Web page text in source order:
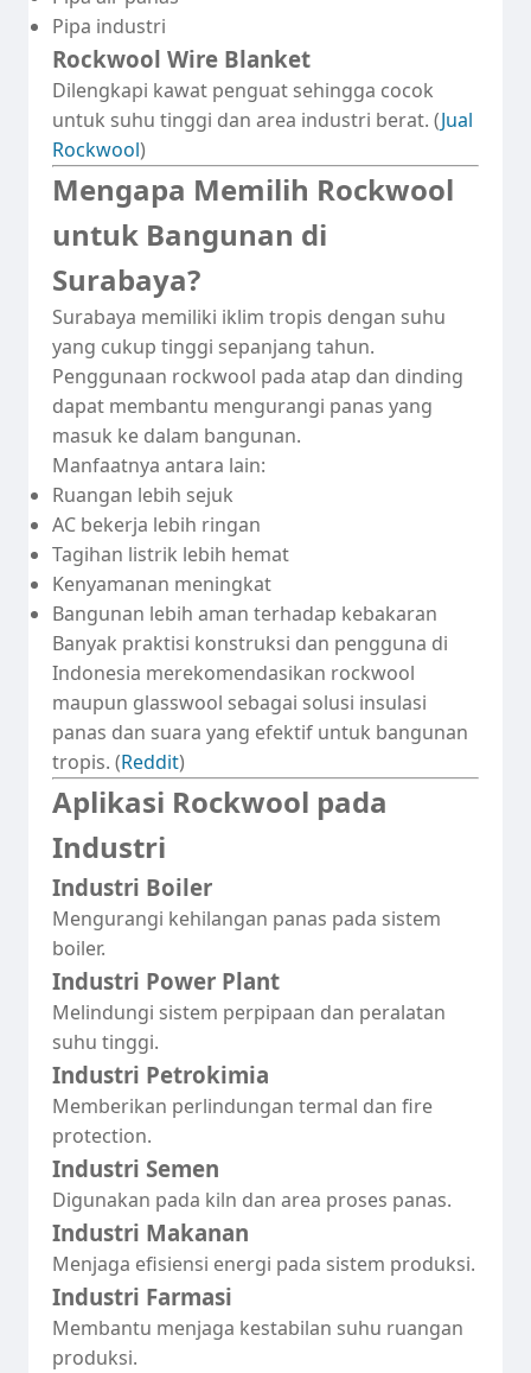
Pipa industri
Rockwool Wire Blanket
Dilengkapi kawat penguat sehingga cocok
untuk suhu tinggi dan area industri berat. (Jual
Rockwool)
Mengapa Memilih Rockwool
untuk Bangunan di
Surabaya?
Surabaya memiliki iklim tropis dengan suhu
yang cukup tinggi sepanjang tahun.
Penggunaan rockwool pada atap dan dinding
dapat membantu mengurangi panas yang
masuk ke dalam bangunan.
Manfaatnya antara lain:
Ruangan lebih sejuk
AC bekerja lebih ringan
Tagihan listrik lebih hemat
Kenyamanan meningkat
Bangunan lebih aman terhadap kebakaran
Banyak praktisi konstruksi dan pengguna di
Indonesia merekomendasikan rockwool
maupun glasswool sebagai solusi insulasi
panas dan suara yang efektif untuk bangunan
tropis. (Reddit)
Aplikasi Rockwool pada
Industri
Industri Boiler
Mengurangi kehilangan panas pada sistem
boiler.
Industri Power Plant
Melindungi sistem perpipaan dan peralatan
suhu tinggi.
Industri Petrokimia
Memberikan perlindungan termal dan fire
protection.
Industri Semen
Digunakan pada kiln dan area proses panas.
Industri Makanan
Menjaga efisiensi energi pada sistem produksi.
Industri Farmasi
Membantu menjaga kestabilan suhu ruangan
produksi.